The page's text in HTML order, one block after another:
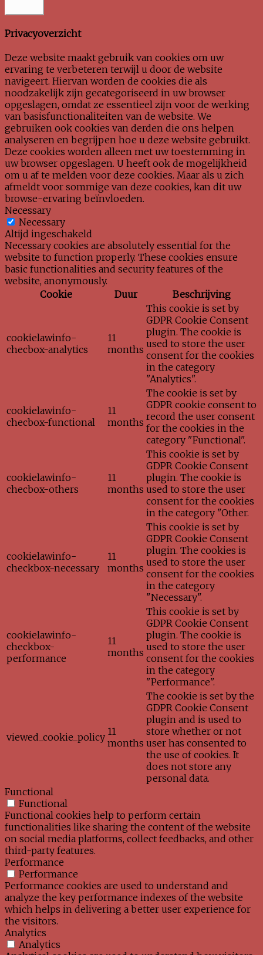
Privacyoverzicht
Deze website maakt gebruik van cookies om uw
ervaring te verbeteren terwijl u door de website
navigeert. Hiervan worden de cookies die als
noodzakelijk zijn gecategoriseerd in uw browser
opgeslagen, omdat ze essentieel zijn voor de werking
van basisfunctionaliteiten van de website. We
gebruiken ook cookies van derden die ons helpen
analyseren en begrijpen hoe u deze website gebruikt.
Deze cookies worden alleen met uw toestemming in
uw browser opgeslagen. U heeft ook de mogelijkheid
om u af te melden voor deze cookies. Maar als u zich
afmeldt voor sommige van deze cookies, kan dit uw
browse-ervaring beïnvloeden.
Necessary
Necessary
Altijd ingeschakeld
Necessary cookies are absolutely essential for the
website to function properly. These cookies ensure
basic functionalities and security features of the
website, anonymously.
Cookie
Duur Beschrijving
cookielawinfo-
checbox-analytics
11
months
This cookie is set by
GDPR Cookie Consent
plugin. The cookie is
used to store the user
consent for the cookies
in the category
"Analytics".
cookielawinfo-
checbox-functional
11
months
The cookie is set by
GDPR cookie consent to
record the user consent
for the cookies in the
category "Functional".
cookielawinfo-
checbox-others
11
months
This cookie is set by
GDPR Cookie Consent
plugin. The cookie is
used to store the user
consent for the cookies
in the category "Other.
cookielawinfo-
checkbox-necessary
11
months
This cookie is set by
GDPR Cookie Consent
plugin. The cookies is
used to store the user
consent for the cookies
in the category
"Necessary".
cookielawinfo-
checkbox-
performance
11
months
This cookie is set by
GDPR Cookie Consent
plugin. The cookie is
used to store the user
consent for the cookies
in the category
"Performance".
viewed_cookie_policy 11
months
The cookie is set by the
GDPR Cookie Consent
plugin and is used to
store whether or not
user has consented to
the use of cookies. It
does not store any
personal data.
Functional
Functional
Functional cookies help to perform certain
functionalities like sharing the content of the website
on social media platforms, collect feedbacks, and other
third-party features.
Performance
Performance
Performance cookies are used to understand and
analyze the key performance indexes of the website
which helps in delivering a better user experience for
the visitors.
Analytics
Analytics